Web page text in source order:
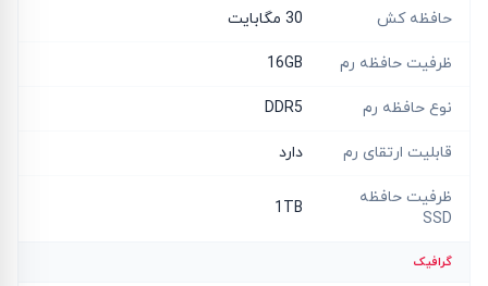
حافظه کش 30 مگابایت
ظرفیت حافظه رم 16GB
نوع حافظه رم DDR5
قابلیت ارتقای رم دارد
ظرفیت حافظه
SSD
1TB
گرافیک